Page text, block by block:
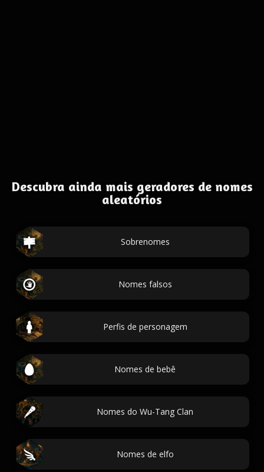
Descubra ainda mais geradores de nomes
aleatórios
Sobrenomes
Nomes falsos
Perfis de personagem
Nomes de bebê
Nomes do Wu-Tang Clan
Nomes de elfo